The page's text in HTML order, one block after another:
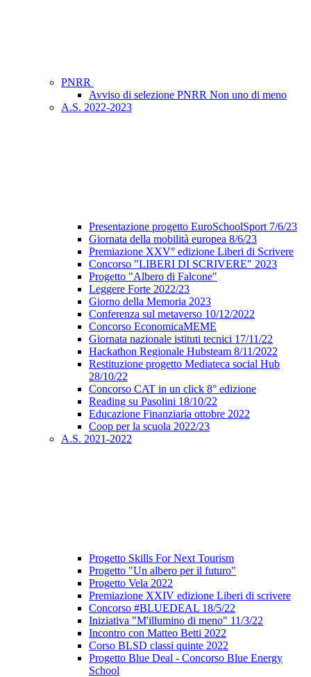
PNRR
Avviso di selezione PNRR Non uno di meno
A.S. 2022-2023
Presentazione progetto EuroSchoolSport 7/6/23
Giornata della mobilità europea 8/6/23
Premiazione XXV° edizione Liberi di Scrivere
Concorso "LIBERI DI SCRIVERE" 2023
Progetto "Albero di Falcone"
Leggere Forte 2022/23
Giorno della Memoria 2023
Conferenza sul metaverso 10/12/2022
Concorso EconomicaMEME
Giornata nazionale istituti tecnici 17/11/22
Hackathon Regionale Hubsteam 8/11/2022
Restituzione progetto Mediateca social Hub
28/10/22
Concorso CAT in un click 8° edizione
Reading su Pasolini 18/10/22
Educazione Finanziaria ottobre 2022
Coop per la scuola 2022/23
A.S. 2021-2022
Progetto Skills For Next Tourism
Progetto "Un albero per il futuro"
Progetto Vela 2022
Premiazione XXIV edizione Liberi di scrivere
Concorso #BLUEDEAL 18/5/22
Iniziativa "M'illumino di meno" 11/3/22
Incontro con Matteo Betti 2022
Corso BLSD classi quinte 2022
Progetto Blue Deal - Concorso Blue Energy
School